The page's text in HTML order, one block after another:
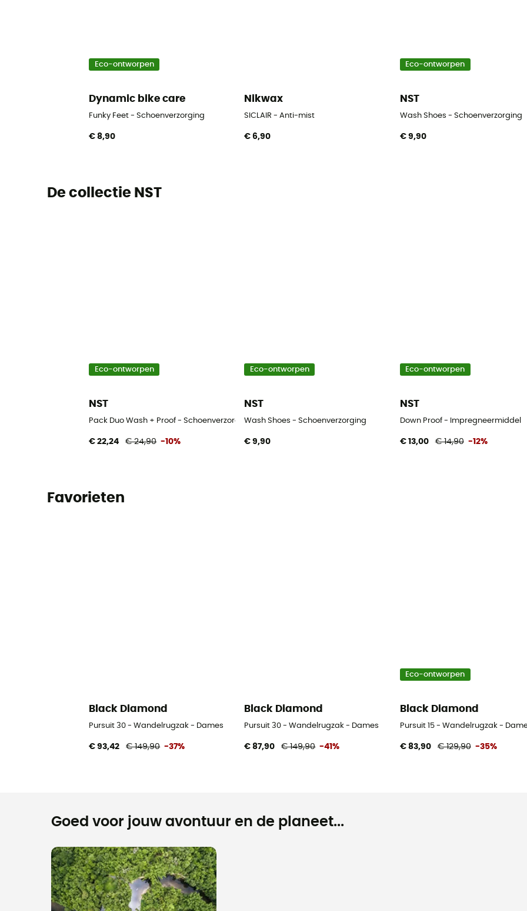
Eco-ontworpen
Dynamic bike care
Funky Feet - Schoenverzorging
€ 8,90
Nikwax
SICLAIR - Anti-mist
€ 6,90
Eco-ontworpen
NST
Wash Shoes - Schoenverzorging
€ 9,90
De collectie NST
Eco-ontworpen
NST
Pack Duo Wash + Proof - Schoenverzorging
€ 22,24 € 24,90 -10%
Eco-ontworpen
NST
Wash Shoes - Schoenverzorging
€ 9,90
Eco-ontworpen
NST
Down Proof - Impregneermiddel
€ 13,00 € 14,90 -12%
Favorieten
Black Diamond
Pursuit 30 - Wandelrugzak - Dames
€ 93,42 € 149,90 -37%
Black Diamond
Pursuit 30 - Wandelrugzak - Dames
€ 87,90 € 149,90 -41%
Eco-ontworpen
Black Diamond
Pursuit 15 - Wandelrugzak -
€ 83,90 € 129,90 -35%
Goed voor jouw avontuur en de planeet...